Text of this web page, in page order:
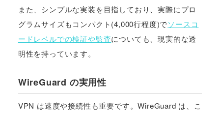
また、シンプルな実装を目指しており、実際にプロ
グラムサイズもコンパクト(4,000行程度)でソースコ
ードレベルでの検証や監査についても、現実的な透
明性を持っています。
WireGuard の実用性
VPN は速度や接続性も重要です。WireGuard は、こ